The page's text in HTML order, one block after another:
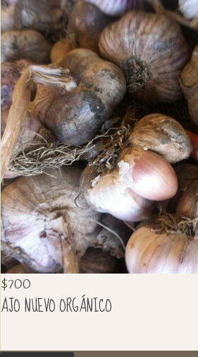
$700
AJO NUEVO ORGÁNICO